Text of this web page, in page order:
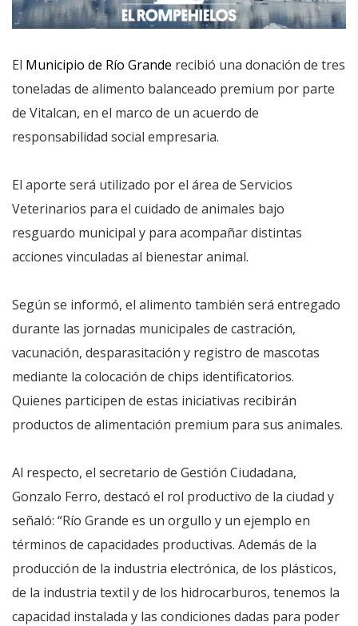
El Municipio de Río Grande recibió una donación de tres
toneladas de alimento balanceado premium por parte
de Vitalcan, en el marco de un acuerdo de
responsabilidad social empresaria.
El aporte será utilizado por el área de Servicios
Veterinarios para el cuidado de animales bajo
resguardo municipal y para acompañar distintas
acciones vinculadas al bienestar animal.
Según se informó, el alimento también será entregado
durante las jornadas municipales de castración,
vacunación, desparasitación y registro de mascotas
mediante la colocación de chips identificatorios.
Quienes participen de estas iniciativas recibirán
productos de alimentación premium para sus animales.
Al respecto, el secretario de Gestión Ciudadana,
Gonzalo Ferro, destacó el rol productivo de la ciudad y
señaló: “Río Grande es un orgullo y un ejemplo en
términos de capacidades productivas. Además de la
producción de la industria electrónica, de los plásticos,
de la industria textil y de los hidrocarburos, tenemos la
capacidad instalada y las condiciones dadas para poder